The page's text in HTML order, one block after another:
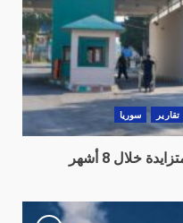
تقارير سوريا
خلال 8 أشهر